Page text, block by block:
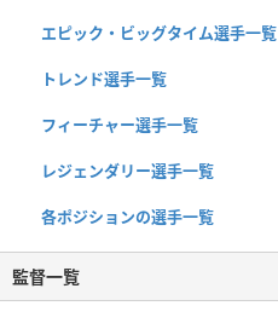
エピック・ビッグタイム選手一覧
トレンド選手一覧
フィーチャー選手一覧
レジェンダリー選手一覧
各ポジションの選手一覧
監督一覧